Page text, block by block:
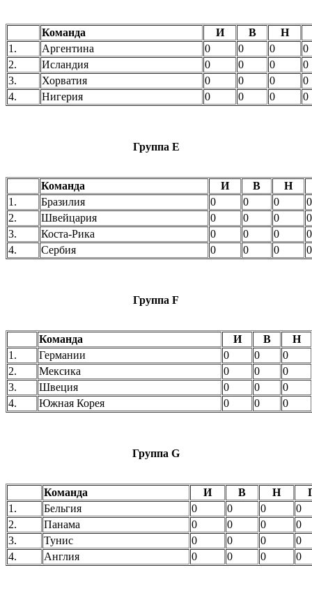
Команда И В
Н
1.
Аргентина 0 0 0
0
2.
Исландия 0 0 0
0
3.
Хорватия 0 0 0
0
4.
Нигерия 0 0 0 0
Группа E
Команда И В
Н
1.
Бразилия 0 0 0
0
2.
Швейцария 0 0 0
0
3.
Коста-Рика 0 0 0
0
4.
Сербия 0 0 0 0
Группа F
Команда И В
Н
1.
Германии 0 0
0
2.
Мексика 0 0
0
3.
Швеция 0 0
0
4.
Южная Корея 0 0 0
Группа G
Команда И В Н
1.
Бельгия 0 0 0
0
2.
Панама 0 0 0
0
3.
Тунис 0 0 0
0
4.
Англия 0 0 0 0